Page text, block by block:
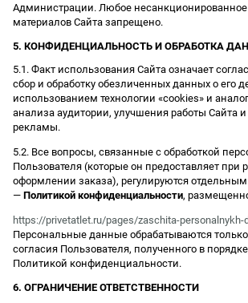
Администрации. Любое
материалов Сайта запрещено.
5. КОНФИДЕНЦИАЛЬНОСТЬ И ОБРАБОТКА
5.1. Факт использования Сайта означает
сбор и обработку обезличенных данных о его
использованием технологии «cookies» и
анализа аудитории, улучшения работы Сайта
рекламы.
5.2. Все вопросы, связанные с обработкой
Пользователя (которые он предоставляет при
оформлении заказа), регулируются
— Политикой конфиденциальности,
https://privetatlet.ru/pages/zaschita-personalnykh-
Персональные данные обрабатываются
согласия Пользователя, полученного в
Политикой конфиденциальности.
6. ОГРАНИЧЕНИЕ ОТВЕТСТВЕННОСТИ